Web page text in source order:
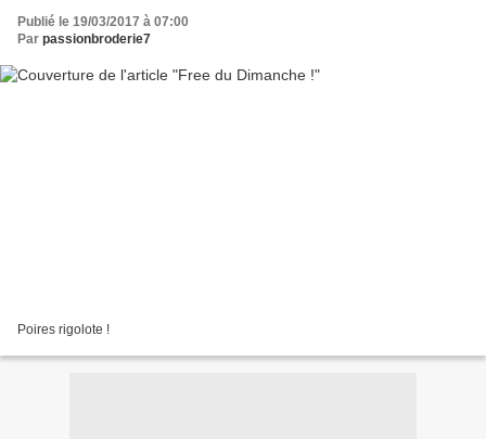
Publié le 19/03/2017 à 07:00
Par passionbroderie7
Poires rigolote !